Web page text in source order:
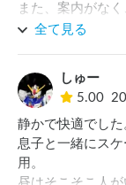
また、案内がな
りました。
全て見る
しゅー
5.00
静かで快適でした
息子と一緒にス
用。